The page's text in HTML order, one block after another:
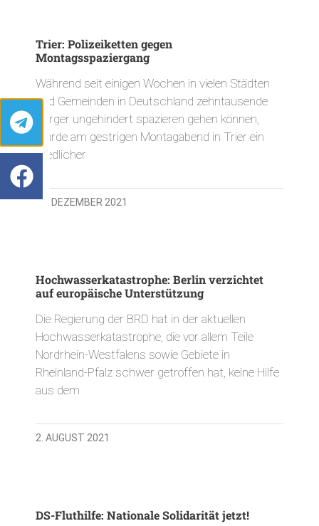
Trier: Polizeiketten gegen
Montagsspaziergang
Während seit einigen Wochen in vielen Städten
und Gemeinden in Deutschland zehntausende
Bürger ungehindert spazieren gehen können,
wurde am gestrigen Montagabend in Trier ein
friedlicher
28. DEZEMBER 2021
Hochwasserkatastrophe: Berlin verzichtet
auf europäische Unterstützung
Die Regierung der BRD hat in der aktuellen
Hochwasserkatastrophe, die vor allem Teile
Nordrhein-Westfalens sowie Gebiete in
Rheinland-Pfalz schwer getroffen hat, keine Hilfe
aus dem
2. AUGUST 2021
DS-Fluthilfe: Nationale Solidarität jetzt!